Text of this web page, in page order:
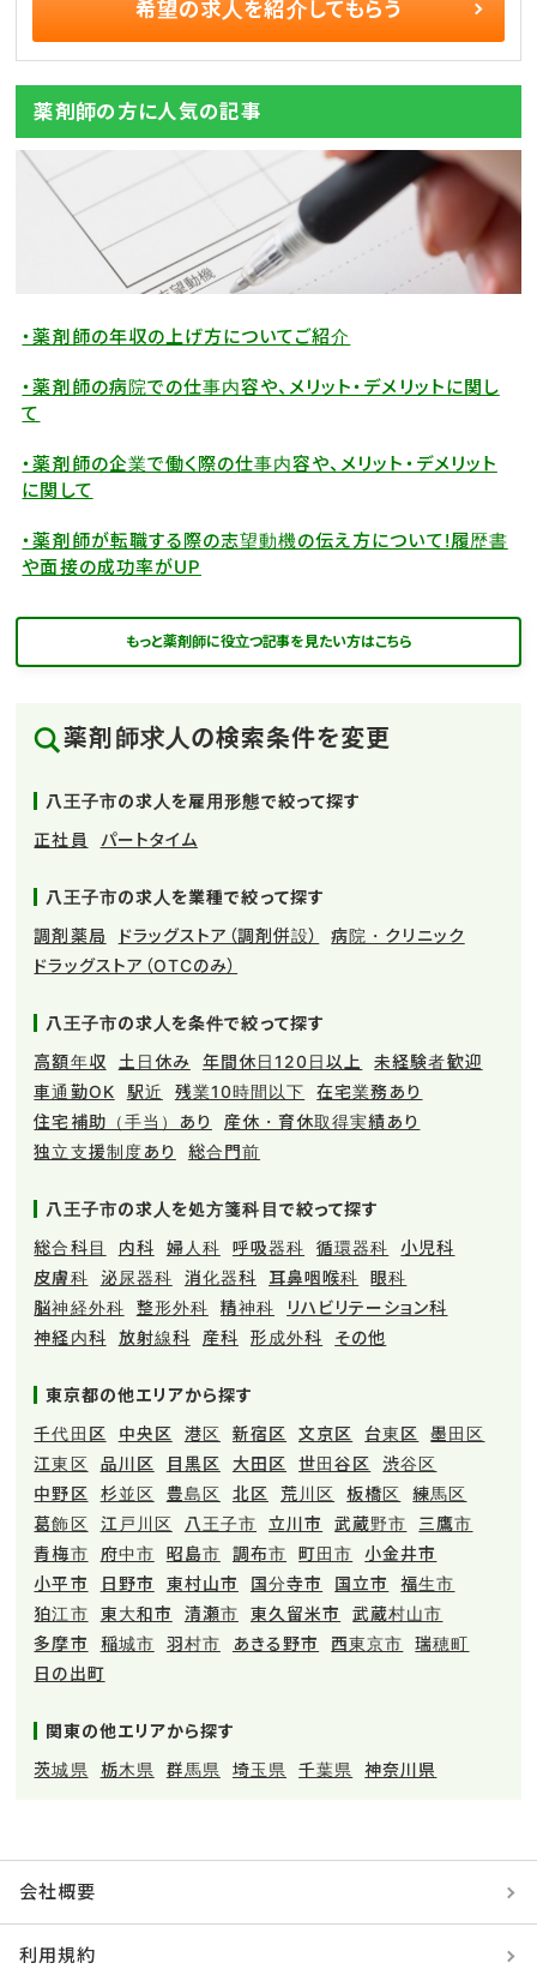
希望の求人を紹介してもらう
薬剤師の方に人気の記事
・薬剤師の年収の上げ方についてご紹介
・薬剤師の病院での仕事内容や、メリット・デメリットに関し
て
・薬剤師の企業で働く際の仕事内容や、メリット・デメリット
に関して
・薬剤師が転職する際の志望動機の伝え方について!履歴書
や面接の成功率がUP
もっと薬剤師に役立つ記事を見たい方はこちら
薬剤師求人の検索条件を変更
八王子市の求人を雇用形態で絞って探す
正社員
パートタイム
八王子市の求人を業種で絞って探す
調剤薬局
ドラッグストア（調剤併設）
病院・クリニック
ドラッグストア（OTCのみ）
八王子市の求人を条件で絞って探す
高額年収
土日休み 年間休日120日以上
未経験者歓迎
車通勤OK
駅近 残業10時間以下
在宅業務あり
住宅補助（手当）あり
産休・育休取得実績あり
独立支援制度あり
総合門前
八王子市の求人を処方箋科目で絞って探す
総合科目
内科 婦人科 呼吸器科 循環器科
小児科
皮膚科
泌尿器科 消化器科 耳鼻咽喉科
眼科
脳神経外科
整形外科 精神科
リハビリテーション科
神経内科
放射線科 産科 形成外科 その他
東京都の他エリアから探す
千代田区
中央区 港区 新宿区 文京区 台東区
墨田区
江東区
品川区 目黒区 大田区 世田谷区
渋谷区
中野区
杉並区 豊島区 北区 荒川区 板橋区
練馬区
葛飾区
江戸川区 八王子市 立川市 武蔵野市
三鷹市
青梅市
府中市 昭島市 調布市 町田市
小金井市
小平市
日野市 東村山市 国分寺市 国立市
福生市
狛江市
東大和市 清瀬市 東久留米市
武蔵村山市
多摩市
稲城市 羽村市 あきる野市 西東京市
瑞穂町
日の出町
関東の他エリアから探す
茨城県
栃木県 群馬県 埼玉県 千葉県 神奈川県
会社概要
利用規約